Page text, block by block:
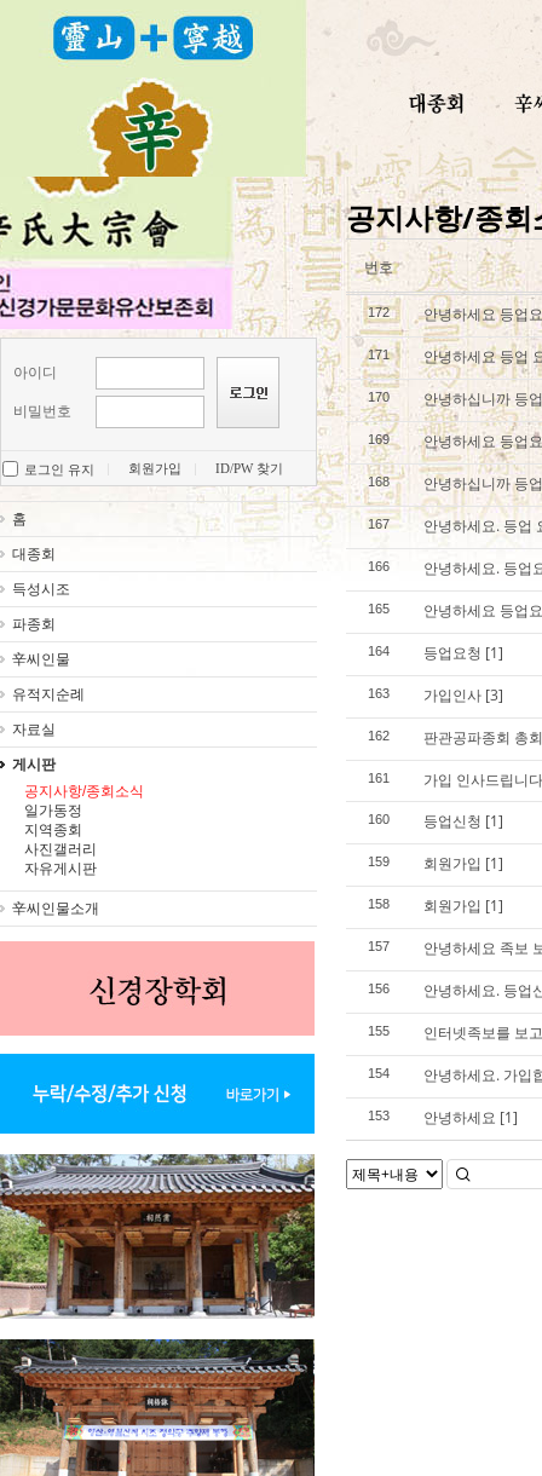
아이디
비밀번호
로그인 유지 회원가입 ID/PW 찾기
홈
대종회
득성시조
파종회
辛씨인물
유적지순례
자료실
게시판
공지사항/종회소식
일가동정
지역종회
사진갤러리
자유게시판
辛씨인물소개
공지사항/종회
번호
172 안녕하세요 등업
171 안녕하세요 등업
170 안녕하십니까 등
169 안녕하세요 등업
168 안녕하십니까 등
167 안녕하세요. 등업
166 안녕하세요. 등업
165 안녕하세요 등업
164 등업요청 [1]
163 가입인사 [3]
162 판관공파종회 총
161 가입 인사드립니
160 등업신청 [1]
159 회원가입 [1]
158 회원가입 [1]
157 안녕하세요 족보
156 안녕하세요. 등업
155 인터넷족보를 보
154 안녕하세요. 가입
153 안녕하세요 [1]